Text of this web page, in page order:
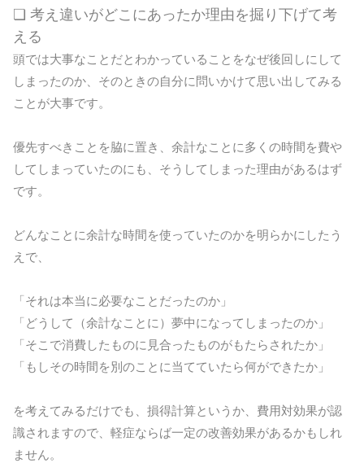
❏ 考え違いがどこにあったか理由を掘り下げて考
える
頭では大事なことだとわかっていることをなぜ後回しにして
しまったのか、そのときの自分に問いかけて思い出してみる
ことが大事です。
優先すべきことを脇に置き、余計なことに多くの時間を費や
してしまっていたのにも、そうしてしまった理由があるはず
です。
どんなことに余計な時間を使っていたのかを明らかにしたう
えで、
「それは本当に必要なことだったのか」
「どうして（余計なことに）夢中になってしまったのか」
「そこで消費したものに見合ったものがもたらされたか」
「もしその時間を別のことに当てていたら何ができたか」
を考えてみるだけでも、損得計算というか、費用対効果が認
識されますので、軽症ならば一定の改善効果があるかもしれ
ません。